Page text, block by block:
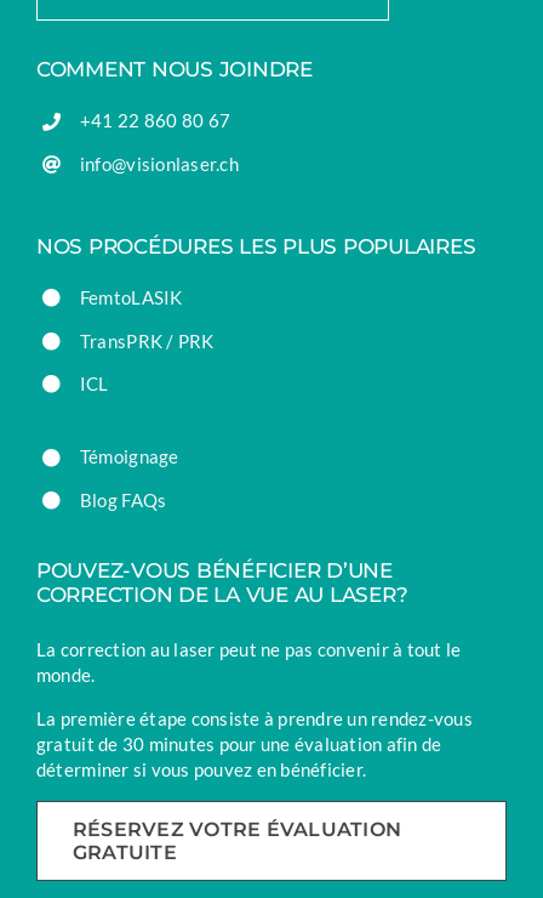
COMMENT NOUS JOINDRE
+41 22 860 80 67
info@visionlaser.ch
NOS PROCÉDURES LES PLUS POPULAIRES
FemtoLASIK
TransPRK / PRK
ICL
Témoignage
Blog FAQs
POUVEZ-VOUS BÉNÉFICIER D’UNE
CORRECTION DE LA VUE AU LASER?
La correction au laser peut ne pas convenir à tout le
monde.
La première étape consiste à prendre un rendez-vous
gratuit de 30 minutes pour une évaluation afin de
déterminer si vous pouvez en bénéficier.
RÉSERVEZ VOTRE ÉVALUATION
GRATUITE